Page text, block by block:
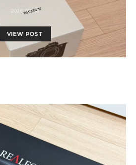
2026-02-16
VIEW POST